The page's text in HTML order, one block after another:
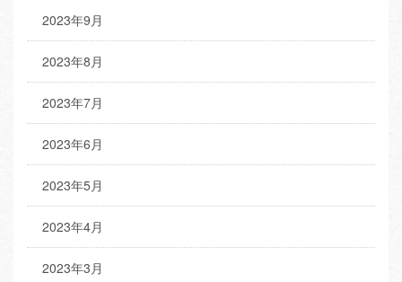
2023年9月
2023年8月
2023年7月
2023年6月
2023年5月
2023年4月
2023年3月